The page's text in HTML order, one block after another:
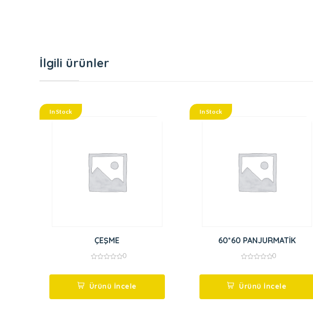
İlgili ürünler
In Stock
ÇEŞME
5
0
Ürünü İncele
In Stock
60*60 PANJURMATİK
5
0
Ürünü İncele